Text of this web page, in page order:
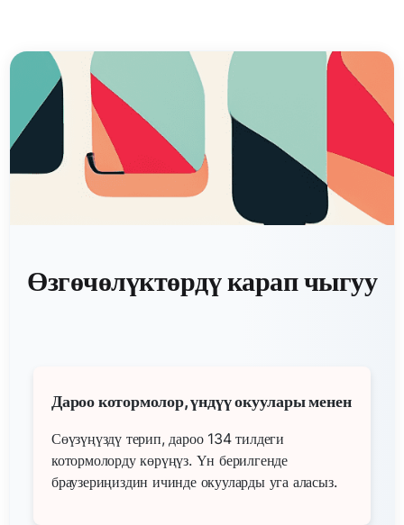
Өзгөчөлүктөрдү карап чыгуу
Дароо котормолор, үндүү окуулары менен
Сөүзүңүздү терип, дароо 134 тилдеги
котормолорду көрүңүз. Үн берилгенде
браузериңиздин ичинде окууларды уга аласыз.